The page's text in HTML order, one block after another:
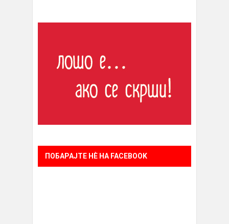
ПОБАРАЈТЕ НÈ НА FACEBOOK